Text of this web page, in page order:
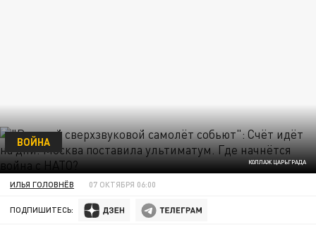
КОЛЛАЖ ЦАРЬГРАДА
ВОЙНА
ИЛЬЯ ГОЛОВНЁВ 07 ОКТЯБРЯ 06:00
ПОДПИШИТЕСЬ: